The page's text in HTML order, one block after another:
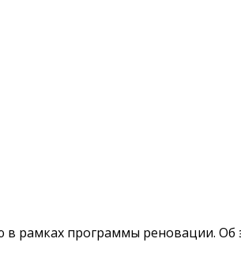
в рамках программы реновации. Об